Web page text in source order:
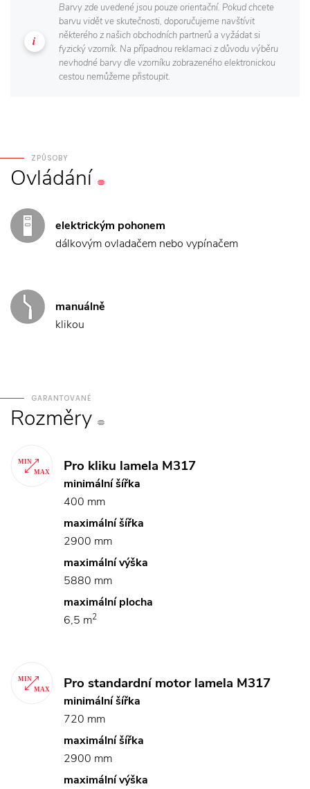
Barvy zde uvedené jsou pouze orientační. Pokud chcete
barvu vidět ve skutečnosti, doporučujeme navštívit
některého z našich obchodních partnerů a vyžádat si
fyzický vzorník. Na případnou reklamaci z důvodu výběru
nevhodné barvy dle vzorníku zobrazeného elektronickou
cestou nemůžeme přistoupit.
ZPŮSOBY
Ovládání
elektrickým pohonem
dálkovým ovladačem nebo vypínačem
manuálně
klikou
GARANTOVANÉ
Rozměry
Pro kliku lamela M317
minimální šířka
400 mm
maximální šířka
2900 mm
maximální výška
5880 mm
maximální plocha
6,5 m2
Pro standardní motor lamela M317
minimální šířka
720 mm
maximální šířka
2900 mm
maximální výška